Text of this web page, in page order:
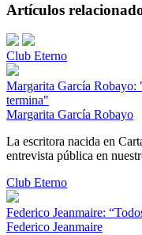
Artículos
Club Eterno
Margarita García Robayo:
termina"
Margarita García Robayo
La escritora nacida en
entrevista pública en
Club Eterno
Federico Jeanmaire:
Federico Jeanmaire